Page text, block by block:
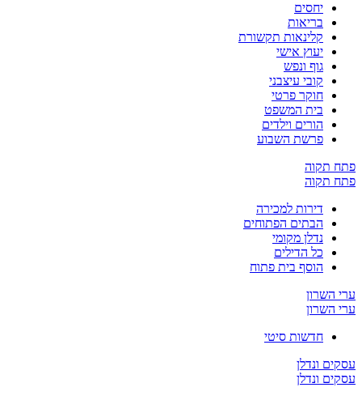
יחסים
בריאות
קלינאות תקשורת
יעוץ אישי
גוף ונפש
קובי עיצבני
חוקר פרטי
בית המשפט
הורים וילדים
פרשת השבוע
תקוה
תקוה
דירות למכירה
הבתים הפתוחים
נדלן מקומי
כל הדילים
הוסף בית פתוח
השרון
השרון
חדשות סיטי
ונדלן
ונדלן